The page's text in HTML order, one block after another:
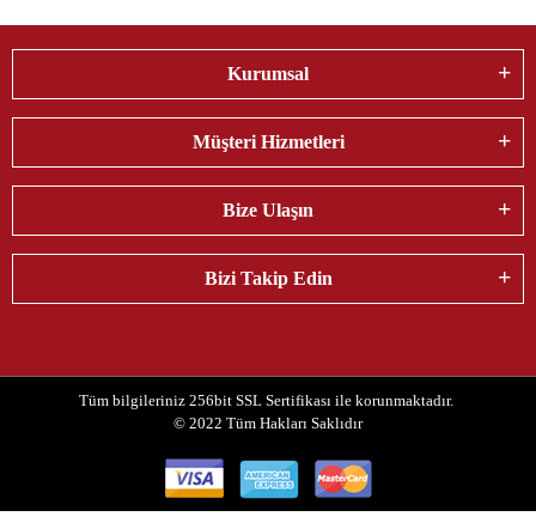
Kurumsal
Müşteri Hizmetleri
Bize Ulaşın
Bizi Takip Edin
Tüm bilgileriniz 256bit SSL Sertifikası ile korunmaktadır.
© 2022 Tüm Hakları Saklıdır